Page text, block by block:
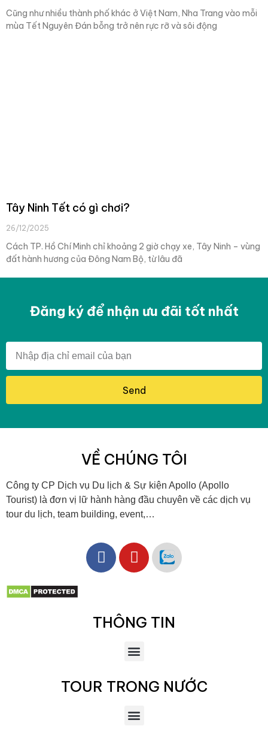
Cũng như nhiều thành phố khác ở Việt Nam, Nha Trang vào mỗi
mùa Tết Nguyên Đán bỗng trở nên rực rỡ và sôi động
Tây Ninh Tết có gì chơi?
26/12/2025
Cách TP. Hồ Chí Minh chỉ khoảng 2 giờ chạy xe, Tây Ninh – vùng
đất hành hương của Đông Nam Bộ, từ lâu đã
Đăng ký để nhận ưu đãi tốt nhất
Send
VỀ CHÚNG TÔI
Công ty CP Dịch vụ Du lịch & Sự kiện Apollo (Apollo
Tourist) là đơn vị lữ hành hàng đầu chuyên về các dịch vụ
tour du lịch, team building, event,…
THÔNG TIN
TOUR TRONG NƯỚC